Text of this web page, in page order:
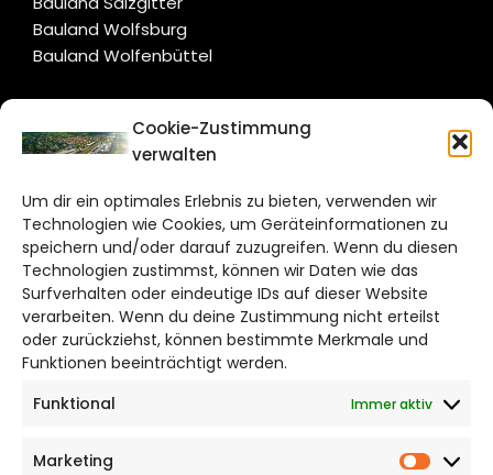
Cookie-Zustimmung
verwalten
Um dir ein optimales Erlebnis zu bieten, verwenden wir
Technologien wie Cookies, um Geräteinformationen zu
speichern und/oder darauf zuzugreifen. Wenn du diesen
Technologien zustimmst, können wir Daten wie das
Surfverhalten oder eindeutige IDs auf dieser Website
verarbeiten. Wenn du deine Zustimmung nicht erteilst
oder zurückziehst, können bestimmte Merkmale und
Funktionen beeinträchtigt werden.
Funktional
Immer aktiv
Marketing
Bauland Wolfsburg
Bauland Wolfenbüttel
CITYLIFE!
Bruchtorwall 12
38100 Braunschweig
Telefon: 0531 387220 – 65
DAS STADTMAGAZIN FÜR
WOLFSBURG
Impressum
Cookie Richtlinie